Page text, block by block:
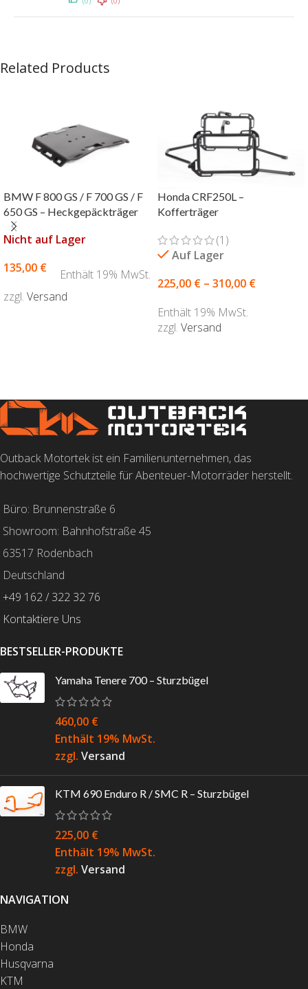
Related Products
BMW F 800 GS / F 700 GS / F
650 GS – Heckgepäckträger
Nicht auf Lager
135,00 €
Enthält 19% MwSt.
zzgl. Versand
Honda CRF250L –
Kofferträger
(1)
Auf Lager
225,00 € – 310,00 €
Enthält 19% MwSt.
zzgl. Versand
Outback Motortek ist ein Familienunternehmen, das
hochwertige Schutzteile für Abenteuer-Motorräder herstellt.
Büro: Brunnenstraße 6
Showroom: Bahnhofstraße 45
63517 Rodenbach
Deutschland
+49 162 / 322 32 76
Kontaktiere Uns
BESTSELLER-PRODUKTE
Yamaha Tenere 700 – Sturzbügel
460,00 €
Enthält 19% MwSt.
zzgl. Versand
KTM 690 Enduro R / SMC R – Sturzbügel
225,00 €
Enthält 19% MwSt.
zzgl. Versand
NAVIGATION
BMW
Honda
Husqvarna
KTM